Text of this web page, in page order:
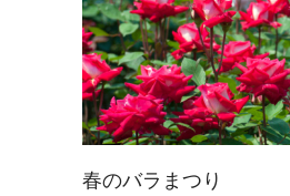
春のバラまつり